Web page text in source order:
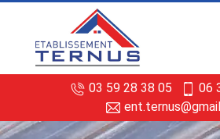
03 59 28 38 05
06